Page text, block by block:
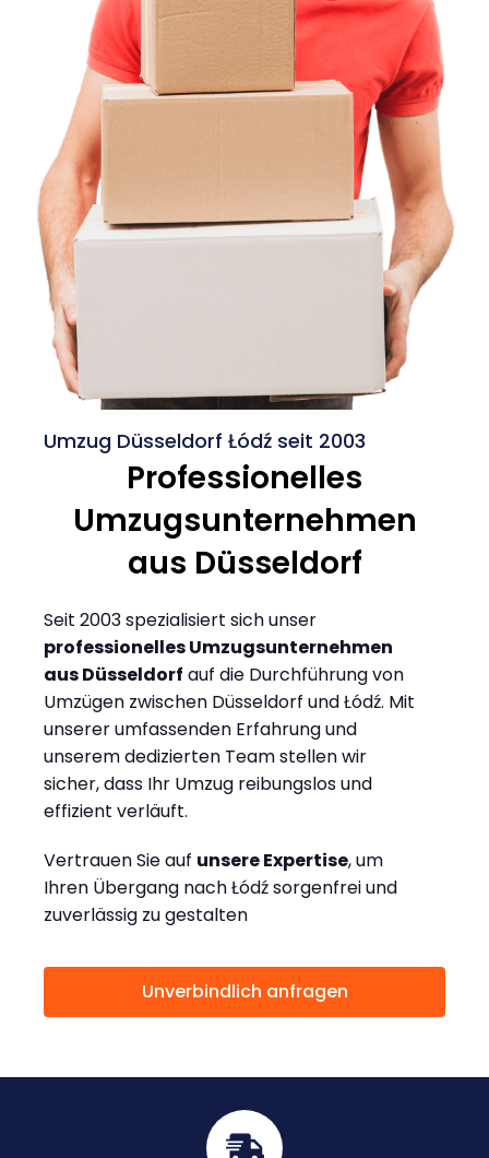
Umzug Düsseldorf Łódź seit 2003
Professionelles
Umzugsunternehmen
aus Düsseldorf
Seit 2003 spezialisiert sich unser
professionelles Umzugsunternehmen
aus Düsseldorf auf die Durchführung von
Umzügen zwischen Düsseldorf und Łódź. Mit
unserer umfassenden Erfahrung und
unserem dedizierten Team stellen wir
sicher, dass Ihr Umzug reibungslos und
effizient verläuft.
Vertrauen Sie auf unsere Expertise, um
Ihren Übergang nach Łódź sorgenfrei und
zuverlässig zu gestalten
Unverbindlich anfragen